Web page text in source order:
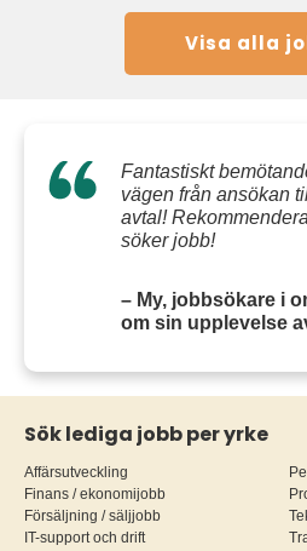
Visa alla
Fantastiskt
vägen från ansökan
avtal!
söker jobb!
– My, jobbsökare i
om sin upplevelse
Sök lediga jobb per yrke
Affärsutveckling
Finans / ekonomijobb
Försäljning / säljjobb
IT-support och drift